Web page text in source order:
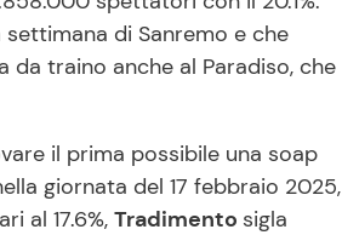
di Sanremo e che
da traino anche al Paradiso, che
il prima possibile una soap
giornata del 17 febbraio 2025,
al 17.6%, Tradimento sigla